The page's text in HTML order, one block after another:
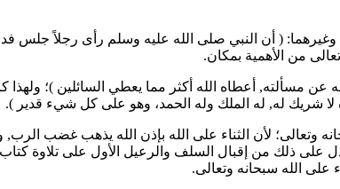
وغيرهما: ( أن النبي صلى الله عليه وسلم رأى رجلاً جلس
من الأهمية بمكان.
عن مسألته, أعطاه الله أكثر مما يعطي السائلين )؛ ولهذا
لا شريك له, له الملك وله الحمد، وهو على كل شيء قدير ).
وتعالى؛ لأن الثناء على الله بإذن الله يذهب غضب
على ذلك من إقبال السلف والرعيل الأول على تلاوة
على الله سبحانه وتعالى.